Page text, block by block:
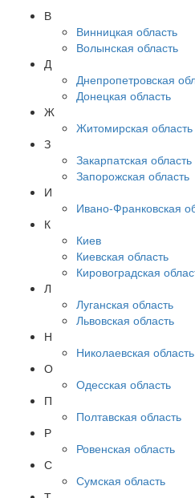
В
Винницкая область
Волынская область
Д
Днепропетровская
Донецкая область
Ж
Житомирская область
З
Закарпатская область
Запорожская область
И
Ивано-Франковская
К
Киев
Киевская область
Кировоградская
Л
Луганская область
Львовская область
Н
Николаевская область
О
Одесская область
П
Полтавская область
Р
Ровенская область
С
Сумская область